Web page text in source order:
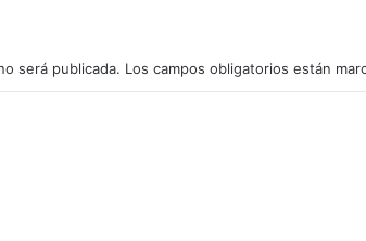
será publicada. Los campos obligatorios están